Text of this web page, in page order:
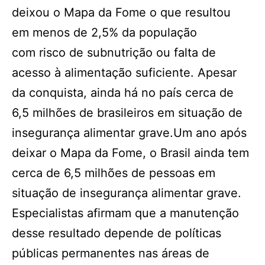
deixou o Mapa da Fome o que resultou
em menos de 2,5% da população
com risco de subnutrição ou falta de
acesso à alimentação suficiente. Apesar
da conquista, ainda há no país cerca de
6,5 milhões de brasileiros em situação de
insegurança alimentar grave.Um ano após
deixar o Mapa da Fome, o Brasil ainda tem
cerca de 6,5 milhões de pessoas em
situação de insegurança alimentar grave.
Especialistas afirmam que a manutenção
desse resultado depende de políticas
públicas permanentes nas áreas de